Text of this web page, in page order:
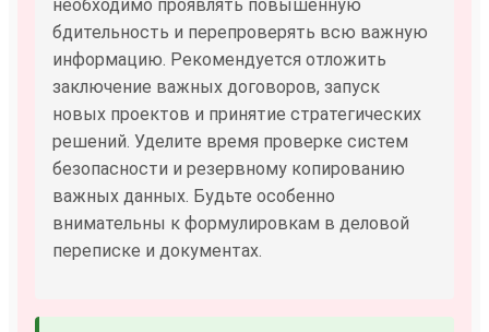
необходимо проявлять повышенную
бдительность и перепроверять всю важную
информацию. Рекомендуется отложить
заключение важных договоров, запуск
новых проектов и принятие стратегических
решений. Уделите время проверке систем
безопасности и резервному копированию
важных данных. Будьте особенно
внимательны к формулировкам в деловой
переписке и документах.